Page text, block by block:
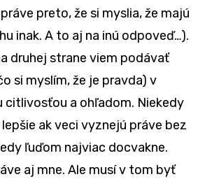
preto, že si myslia, že majú
inak. A to aj na inú odpoveď…).
druhej strane viem podávať
si myslím, že je pravda) v
citlivosťou a ohľadom. Niekedy
ak veci vyznejú práve bez
ľuďom najviac docvakne.
aj mne. Ale musí v tom byť